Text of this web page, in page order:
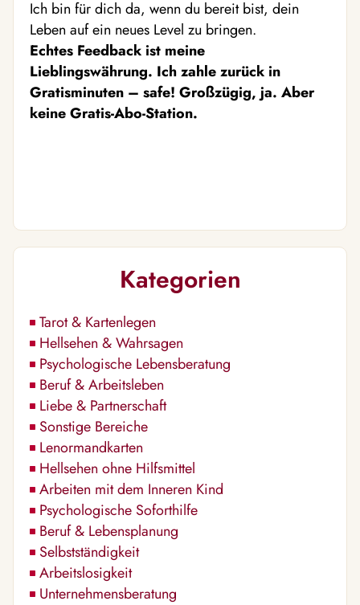
Ich bin für dich da, wenn du bereit bist, dein
Leben auf ein neues Level zu bringen.
Echtes Feedback ist meine
Lieblingswährung. Ich zahle zurück in
Gratisminuten – safe! Großzügig, ja. Aber
keine Gratis-Abo-Station.
Kategorien
Tarot & Kartenlegen
Hellsehen & Wahrsagen
Psychologische Lebensberatung
Beruf & Arbeitsleben
Liebe & Partnerschaft
Sonstige Bereiche
Lenormandkarten
Hellsehen ohne Hilfsmittel
Arbeiten mit dem Inneren Kind
Psychologische Soforthilfe
Beruf & Lebensplanung
Selbstständigkeit
Arbeitslosigkeit
Unternehmensberatung